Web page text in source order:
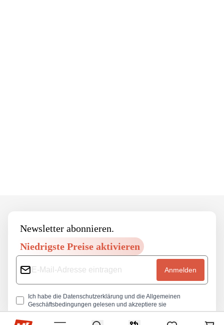
Hop-sport.at
Newsletter abonnieren.
Niedrigste Preise aktivieren
Anmelden
Ich habe die Datenschutzerklärung und die Allgemeinen
Geschäftsbedingungen gelesen und akzeptiere sie